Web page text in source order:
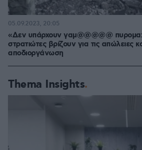
«Δεν υπάρχουν γαμ@@@@@
στρατιώτες βρίζουν για τις απώλειες
αποδιοργάνωση
05.09.2023, 20:05
Thema Insights